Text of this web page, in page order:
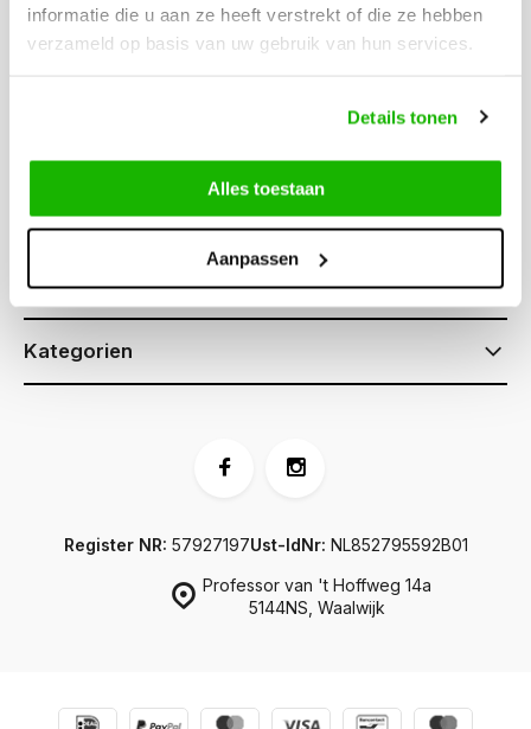
informatie die u aan ze heeft verstrekt of die ze hebben
verzameld op basis van uw gebruik van hun services.
Details tonen
Alles toestaan
Aanpassen
Rufen Sie an
0416-272223
Kundendienst
Informationen
Kategorien
Professor van 't Hoffweg 14a
5144NS, Waalwijk
Register NR: 57927197Ust-IdNr: NL852795592B01